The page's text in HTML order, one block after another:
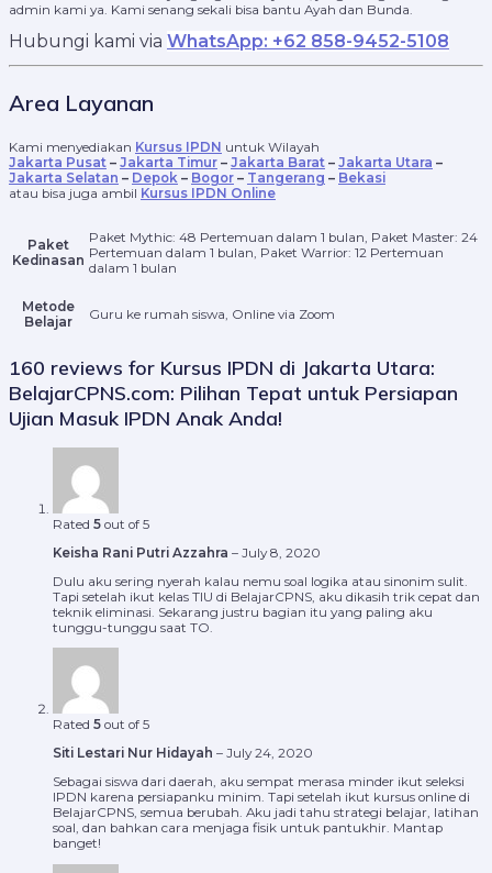
admin kami ya. Kami senang sekali bisa bantu Ayah dan Bunda.
Hubungi kami via WhatsApp: +62 858-9452-5108
Area Layanan
Kami menyediakan Kursus IPDN untuk Wilayah
Jakarta Pusat – Jakarta Timur – Jakarta Barat – Jakarta Utara –
Jakarta Selatan – Depok – Bogor – Tangerang – Bekasi
atau bisa juga ambil Kursus IPDN Online
Paket
Kedinasan
Paket Mythic: 48 Pertemuan dalam 1 bulan, Paket Master: 24
Pertemuan dalam 1 bulan, Paket Warrior: 12 Pertemuan
dalam 1 bulan
Metode
Belajar
Guru ke rumah siswa, Online via Zoom
160 reviews for Kursus IPDN di Jakarta Utara:
BelajarCPNS.com: Pilihan Tepat untuk Persiapan
Ujian Masuk IPDN Anak Anda!
Rated 5 out of 5
Keisha Rani Putri Azzahra – July 8, 2020
Dulu aku sering nyerah kalau nemu soal logika atau sinonim sulit.
Tapi setelah ikut kelas TIU di BelajarCPNS, aku dikasih trik cepat dan
teknik eliminasi. Sekarang justru bagian itu yang paling aku
tunggu-tunggu saat TO.
Rated 5 out of 5
Siti Lestari Nur Hidayah – July 24, 2020
Sebagai siswa dari daerah, aku sempat merasa minder ikut seleksi
IPDN karena persiapanku minim. Tapi setelah ikut kursus online di
BelajarCPNS, semua berubah. Aku jadi tahu strategi belajar, latihan
soal, dan bahkan cara menjaga fisik untuk pantukhir. Mantap
banget!